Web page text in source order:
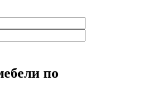
по